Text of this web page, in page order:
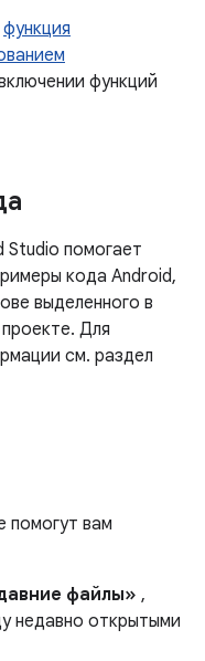
функция
функций
Studio помогает
кода Android,
выделенного в
Для
см. раздел
помогут вам
файлы» ,
недавно открытыми